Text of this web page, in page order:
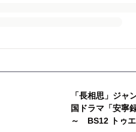
「長相思」ジャ
国ドラマ「安寧
～ BS12 トゥエ